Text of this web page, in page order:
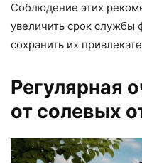
Соблюдение этих
увеличить срок службы
сохранить их
Регулярная
от солевых